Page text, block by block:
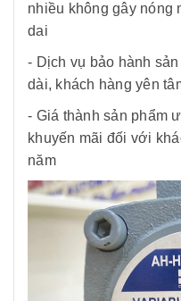
nhiều không gây nóng
dai
- Dịch vụ bảo hành
dài, khách hàng yên
- Giá thành sản phẩm
khuyến mãi đối với
năm